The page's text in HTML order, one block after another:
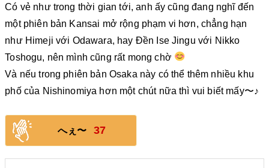
Có vẻ như trong thời gian tới, anh ấy cũng đang nghĩ đến
một phiên bản Kansai mở rộng phạm vi hơn, chẳng hạn
như Himeji với Odawara, hay Đền Ise Jingu với Nikko
Toshogu, nên mình cũng rất mong chờ
Và nếu trong phiên bản Osaka này có thể thêm nhiều khu
phố của Nishinomiya hơn một chút nữa thì vui biết mấy〜♪
へぇ〜 37